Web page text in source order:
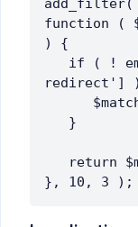
add_filter(
function (
) {
redirect']
   }
return
}, 10, 3 );